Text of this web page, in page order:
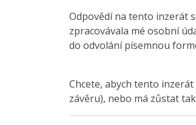
Odpovědí na tento inzerát
zpracovávala mé osobní
do odvolání písemnou
Chcete, abych tento
závěru), nebo má zůstat